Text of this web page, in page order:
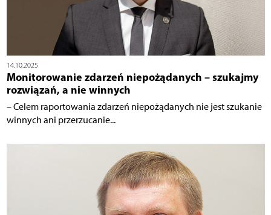
14.10.2025
Monitorowanie zdarzeń niepożądanych – szukajmy
rozwiązań, a nie winnych
– Celem raportowania zdarzeń niepożądanych nie jest szukanie
winnych ani przerzucanie...